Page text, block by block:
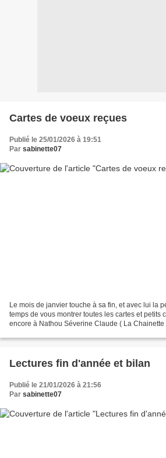
Cartes de voeux reçues
Publié le 25/01/2026 à 19:51
Par sabinette07
Le mois de janvier touche à sa fin, et avec lui la
temps de vous montrer toutes les cartes et petits
encore à Nathou Séverine Claude ( La
Lectures fin d'année et bilan
Publié le 21/01/2026 à 21:56
Par sabinette07